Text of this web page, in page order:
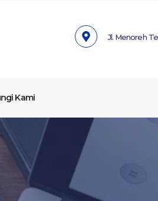
Jl. Menoreh
Kami